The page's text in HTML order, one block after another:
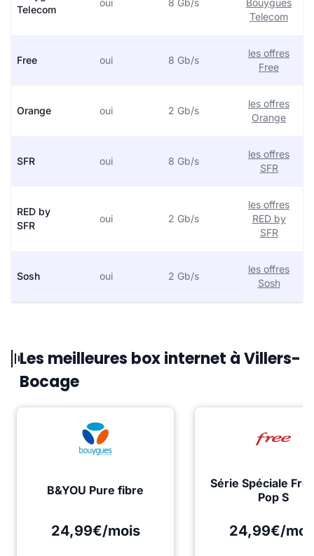
Telecom
oui 8 Gb/s
Bouygues
Telecom
Free oui 8 Gb/s
les offres
Free
Orange oui 2 Gb/s
les offres
Orange
SFR oui 8 Gb/s
les offres
SFR
RED by
SFR
oui 2 Gb/s
les offres
RED by
SFR
Sosh oui 2 Gb/s
les offres
Sosh
Les meilleures box internet à Villers-
Bocage
B&YOU Pure fibre
24,99€/mois
Série Spéciale
Pop S
24,99€/